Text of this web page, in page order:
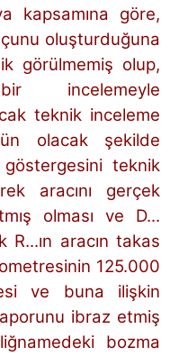
kapsamına göre,
oluşturduğuna
görülmemiş olup,
incelemeyle
teknik inceleme
olacak şekilde
teknik
aracını gerçek
olması ve D...
R...ın aracın takas
125.000
ve buna ilişkin
ibraz etmiş
bozma